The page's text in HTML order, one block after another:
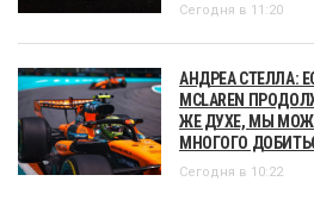
Сегодня в 11:20
АНДРЕА СТЕЛЛА:
MCLAREN
ЖЕ ДУХЕ, МЫ
МНОГОГО
Сегодня в 10:22